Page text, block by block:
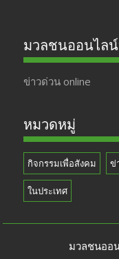
มวลชนออนไล
ข่าวด่วน online
หมวดหมู่
กิจกรรมเพื่อสังคม ข่
ในประเทศ
มวลชนออ